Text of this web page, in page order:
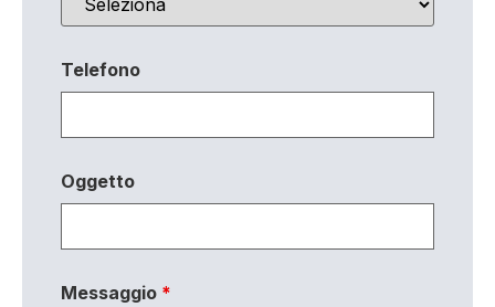
Telefono
Oggetto
Messaggio *